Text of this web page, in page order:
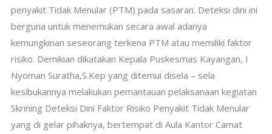
penyakit Tidak Menular (PTM) pada sasaran. Deteksi dini ini
berguna untuk menemukan secara awal adanya
kemungkinan seseorang terkena PTM atau memiliki faktor
risiko. Demikian dikatakan Kepala Puskesmas Kayangan, I
Nyoman Suratha,S.Kep yang ditemui disela – sela
kesibukannya melakukan pemantauan pelaksanaan kegiatan
Skrining Deteksi Dini Faktor Risiko Penyakit Tidak Menular
yang di gelar pihaknya, bertempat di Aula Kantor Camat